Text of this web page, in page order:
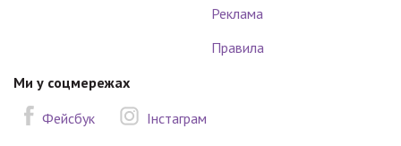
Реклама
Правила
Ми у соцмережах
Фейсбук
Інстаграм